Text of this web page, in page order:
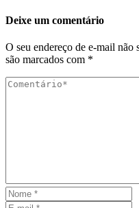
Deixe um comentário
O seu endereço de e-mail não
são marcados com *